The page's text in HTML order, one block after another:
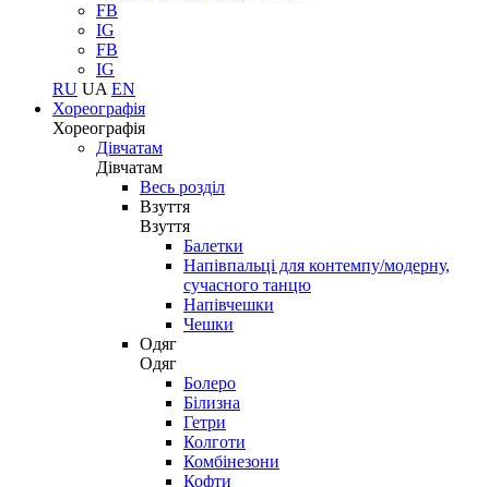
FB
IG
FB
IG
RU UA EN
Хореографія
Хореографія
Дівчатам
Дівчатам
Весь розділ
Взуття
Взуття
Балетки
Напівпальці для контемпу/модерну,
сучасного танцю
Напівчешки
Чешки
Одяг
Одяг
Болеро
Білизна
Гетри
Колготи
Комбінезони
Кофти